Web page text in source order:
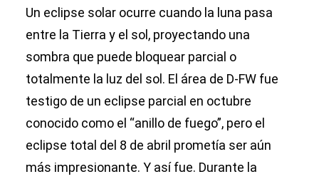
Un eclipse solar ocurre cuando la luna pasa
entre la Tierra y el sol, proyectando una
sombra que puede bloquear parcial o
totalmente la luz del sol. El área de D-FW fue
testigo de un eclipse parcial en octubre
conocido como el “anillo de fuego”, pero el
eclipse total del 8 de abril prometía ser aún
más impresionante. Y así fue. Durante la